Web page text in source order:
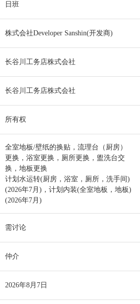
日班
株式会社Developer Sanshin(开发商)
长谷川工务店株式会社
长谷川工务店株式会社
所有权
全室地板/壁纸的换贴，流理台（厨房）
更换，浴室更换，厕所更换，盥洗台交
换，地板更换
计划水运转(厨房，浴室，厕所，洗手间)
(2026年7月)，计划内装(全室地板，地板)
(2026年7月)
需讨论
仲介
2026年8月7日